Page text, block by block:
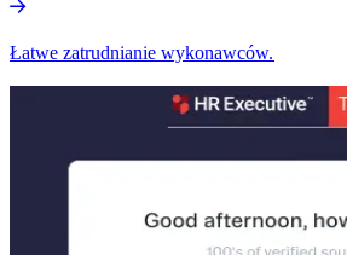
Łatwe zatrudnianie wykonawców.​​